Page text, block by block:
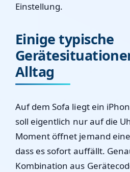
Einstellung.
Einige typische
Alltag
Auf dem Sofa liegt ein
soll eigentlich nur auf die
Moment öffnet jemand
dass es sofort auffällt.
Kombination aus